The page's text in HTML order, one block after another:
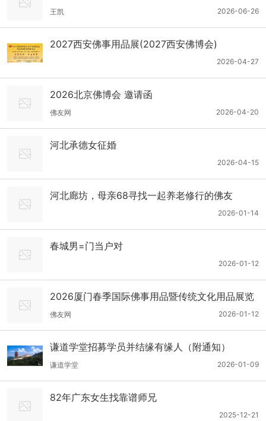
2026-06-26
王凯
2027西安佛事用品展(2027西安佛博会)
2026-04-27
2026北京佛博会 邀请函
2026-04-20
佛友网
河北承德女征婚
2026-04-15
河北廊坊，母亲68寻找一起养老修行的佛友
2026-01-14
春城男=门当户对
2026-01-12
2026厦门春季国际佛事用品暨传统文化用品展览
会
2026-01-12
佛友网
谦道学堂招募学员并结缘有缘人（附通知）
2026-01-09
谦道学堂
82年广东女生找靠谱师兄
2025-12-21